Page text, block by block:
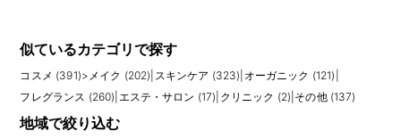
地域で絞り込む
似ているカテゴリで探す
コスメ (391)> メイク (202) スキンケア (323) オーガニック (121)
フレグランス (260) エステ・サロン (17) クリニック (2) その他 (137)